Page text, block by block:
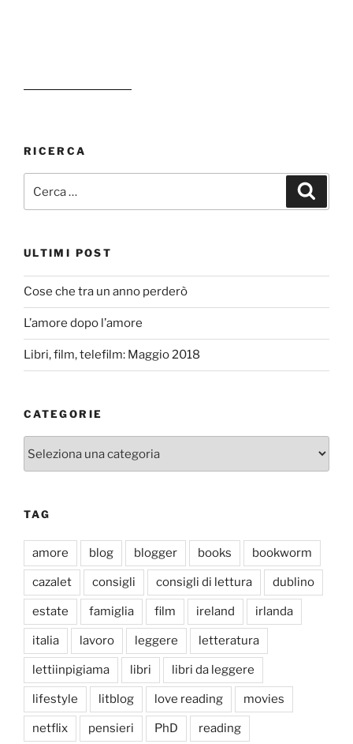
RICERCA
ULTIMI POST
Cose che tra un anno perderò
L’amore dopo l’amore
Libri, film, telefilm: Maggio 2018
CATEGORIE
TAG
amore blog blogger books bookworm
cazalet consigli consigli di lettura dublino
estate famiglia film ireland irlanda
italia lavoro leggere letteratura
lettiinpigiama libri libri da leggere
lifestyle litblog love reading movies
netflix pensieri PhD reading